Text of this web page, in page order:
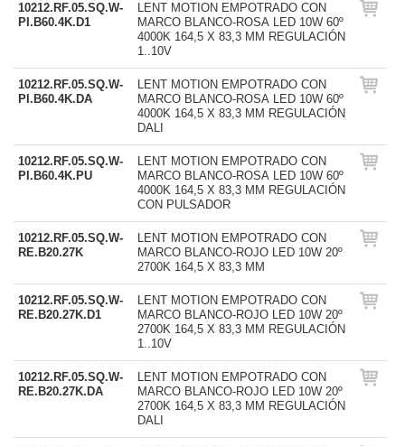
10212.RF.05.SQ.W-
PI.B60.4K.D1
LENT MOTION EMPOTRADO CON
MARCO BLANCO-ROSA LED 10W 60º
4000K 164,5 X 83,3 MM REGULACIÓN
1..10V
10212.RF.05.SQ.W-
PI.B60.4K.DA
LENT MOTION EMPOTRADO CON
MARCO BLANCO-ROSA LED 10W 60º
4000K 164,5 X 83,3 MM REGULACIÓN
DALI
10212.RF.05.SQ.W-
PI.B60.4K.PU
LENT MOTION EMPOTRADO CON
MARCO BLANCO-ROSA LED 10W 60º
4000K 164,5 X 83,3 MM REGULACIÓN
CON PULSADOR
10212.RF.05.SQ.W-
RE.B20.27K
LENT MOTION EMPOTRADO CON
MARCO BLANCO-ROJO LED 10W 20º
2700K 164,5 X 83,3 MM
10212.RF.05.SQ.W-
RE.B20.27K.D1
LENT MOTION EMPOTRADO CON
MARCO BLANCO-ROJO LED 10W 20º
2700K 164,5 X 83,3 MM REGULACIÓN
1..10V
10212.RF.05.SQ.W-
RE.B20.27K.DA
LENT MOTION EMPOTRADO CON
MARCO BLANCO-ROJO LED 10W 20º
2700K 164,5 X 83,3 MM REGULACIÓN
DALI